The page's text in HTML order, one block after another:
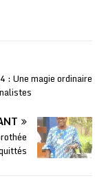
Une magie ordinaire